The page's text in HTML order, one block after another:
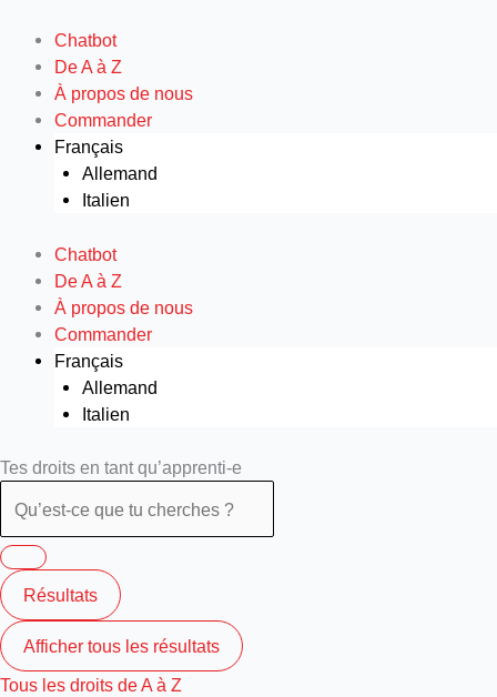
contenu
Chatbot
De A à Z
À propos de nous
Commander
Français
Allemand
Italien
Chatbot
De A à Z
À propos de nous
Commander
Français
Allemand
Italien
Tes droits en tant qu’apprenti-e
Search
Résultats
Afficher tous les résultats
Tous les droits de A à Z
Search